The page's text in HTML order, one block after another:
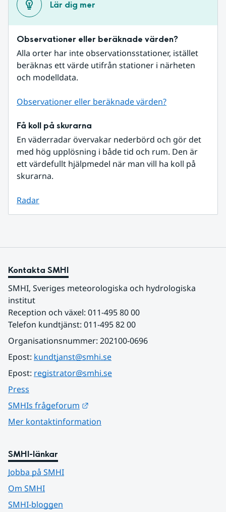
Lär dig mer
Observationer eller beräknade värden?
Alla orter har inte observationsstationer, istället
beräknas ett värde utifrån stationer i närheten
och modelldata.
Observationer eller beräknade värden?
Få koll på skurarna
En väderradar övervakar nederbörd och gör det
med hög upplösning i både tid och rum. Den är
ett värdefullt hjälpmedel när man vill ha koll på
skurarna.
Radar
Kontakta SMHI
SMHI, Sveriges meteorologiska och hydrologiska
institut
Reception och växel: 011-495 80 00
Telefon kundtjänst: 011-495 82 00
Organisationsnummer: 202100-0696
Epost: kundtjanst@smhi.se
Epost: registrator@smhi.se
Press
SMHIs frågeforum
Mer kontaktinformation
SMHI-länkar
Jobba på SMHI
Om SMHI
SMHI-bloggen